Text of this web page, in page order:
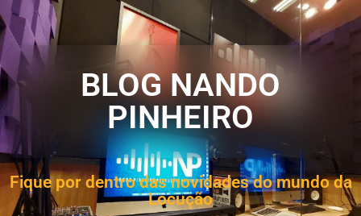
BLOG NANDO
PINHEIRO
Fique por dentro das novidades do mundo da
Locução